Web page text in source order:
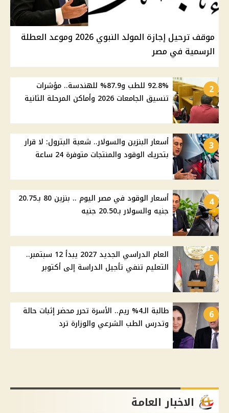
موقف ترحيل إجازة المولد النبوي 2026 وموعد العطلة
الرسمية في مصر
2
92.8% للطب و87.9% للهندسة.. مؤشرات
تنسيق الجامعات 2026 وأماكن المرحلة الثانية
3
أسعار البنزين والسولار.. شعبة البترول: لا قرار
بتحريك الوقود والمنتجات متوفرة 24 ساعة
4
أسعار الوقود في مصر اليوم .. بنزين 80 بـ20.75
جنيه والسولار بـ20.50 جنيه
5
العام الدراسي الجديد 2027 يبدأ 12 سبتمبر..
التعليم تنفي تأجيل الدراسة إلى أكتوبر
6
طالبة الـ4% ريم.. الأسرة تحرر محضر إثبات حالة
وتدرس الطب الشرعي والوزارة ترد
الاخبار العامة